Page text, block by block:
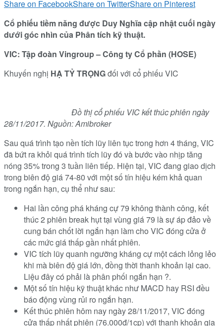
Share on FacebookShare on TwitterShare on Pinterest
Cổ phiếu tiềm năng được Duy Nghĩa cập nhật cuối ngày
dưới góc nhìn của Phân tích kỹ thuật.
VIC: Tập đoàn Vingroup – Công ty Cổ phần (HOSE)
Khuyến nghị HẠ TỶ TRỌNGđối với cổ phiếu VIC
Đồ thị cổ phiếu VIC kết thúc phiên ngày
28/11/2017. Nguồn: Amibroker
Sau quá trình tạo nền tích lũy liên tục trong hơn 4 tháng, VIC
đã bứt ra khỏi quá trình tích lũy đó và bước vào nhịp tăng
nóng 35% trong 3 tuần liên tiếp. Hiện tại, VIC đang giao dịch
trong biên độ giá 74-80 với một số tín hiệu kém khả quan
trong ngắn hạn, cụ thể như sau:
Hai lần công phá kháng cự 79 không thành công, kết
thúc 2 phiên break hụt tại vùng giá 79 là sự áp đảo về
cung bán chốt lời ngắn hạn làm cho VIC đóng cửa ở
các mức giá thấp gần nhất phiên.
VIC tích lũy quanh ngưỡng kháng cự một cách lỏng lẻo
khi mà biên độ giá lớn, đồng thời thanh khoản lại cao.
Liệu đây có phải là phân phối ngắn hạn ?.
Một số tín hiệu kỹ thuật khác như MACD hay RSI đều
báo động vùng rủi ro ngắn hạn.
Kết thúc phiên hôm nay ngày 28/11/2017, VIC đóng
cửa thấp nhất phiên (76.000đ/1cp) với thanh khoản gia